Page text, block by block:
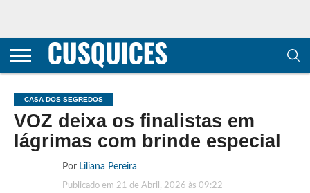
CONTACTOS
HOME
POLÍTICA DE
E COOKIES
SOBRE
TERMOS E
TRANSPARÊNCIA
METODOLOGIA
CASA DOS SEGREDOS
VOZ deixa os finalistas em
lágrimas com brinde especial
Por Liliana Pereira
Publicado em 21 de Abril, 2026 às 09:22